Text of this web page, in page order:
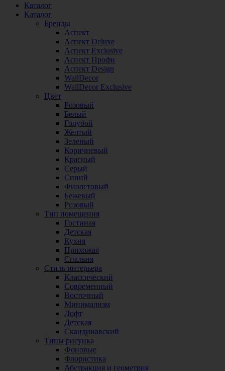
Каталог
Каталог
Бренды
Аспект
Аспект Deluxe
Аспект Exclusive
Аспект Профи
Аспект Design
WallDecor
WallDecor Exclusive
Цвет
Розовый
Белый
Голубой
Желтый
Зеленый
Коричневый
Красный
Серый
Синий
Фиолетовый
Бежевый
Розовый
Тип помещения
Гостиная
Детская
Кухня
Прихожая
Спальня
Стиль интерьера
Классический
Современный
Восточный
Минимализм
Лофт
Детская
Скандинавский
Типы рисунка
Фоновые
Флористика
Абстракция и геометрия